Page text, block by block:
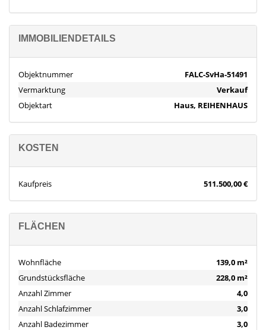
IMMOBILIENDETAILS
Objektnummer
FALC-SvHa-51491
Vermarktung
Verkauf
Objektart
Haus, REIHENHAUS
KOSTEN
Kaufpreis 511.500,00 €
FLÄCHEN
Wohnfläche
139,0 m²
Grundstücksfläche
228,0 m²
Anzahl Zimmer
4,0
Anzahl Schlafzimmer
3,0
Anzahl Badezimmer
3,0